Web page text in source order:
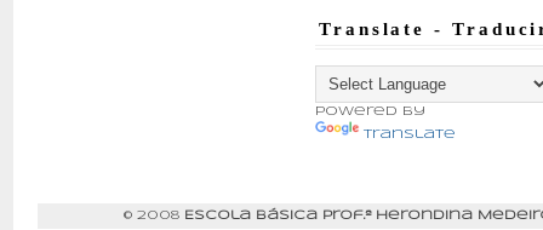
Translate -
Powered by
Translate
© 2008 Escola Básica Prof.ª Herondina